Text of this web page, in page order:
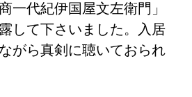
一代紀伊国屋文左衛門」
して下さいました。入居
がら真剣に聴いておられ